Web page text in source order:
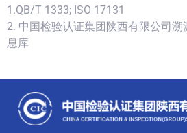
1.QB/T 1333; ISO 17131
2. 中国检验认证集团陕西有限公司
息库